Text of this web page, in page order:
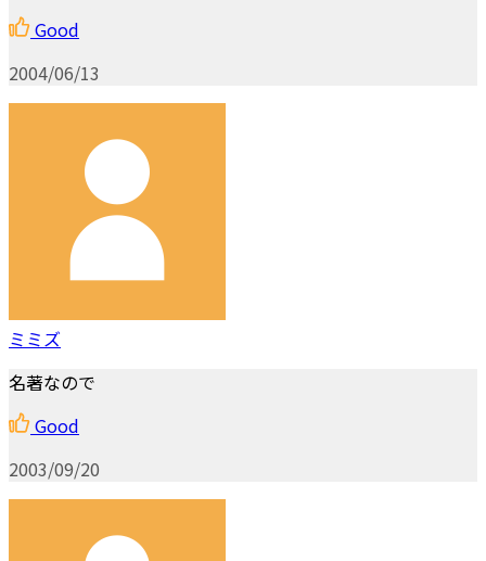
Good
2004/06/13
ミミズ
名著なので
Good
2003/09/20